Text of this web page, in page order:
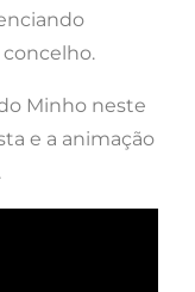
Minho neste
e a animação